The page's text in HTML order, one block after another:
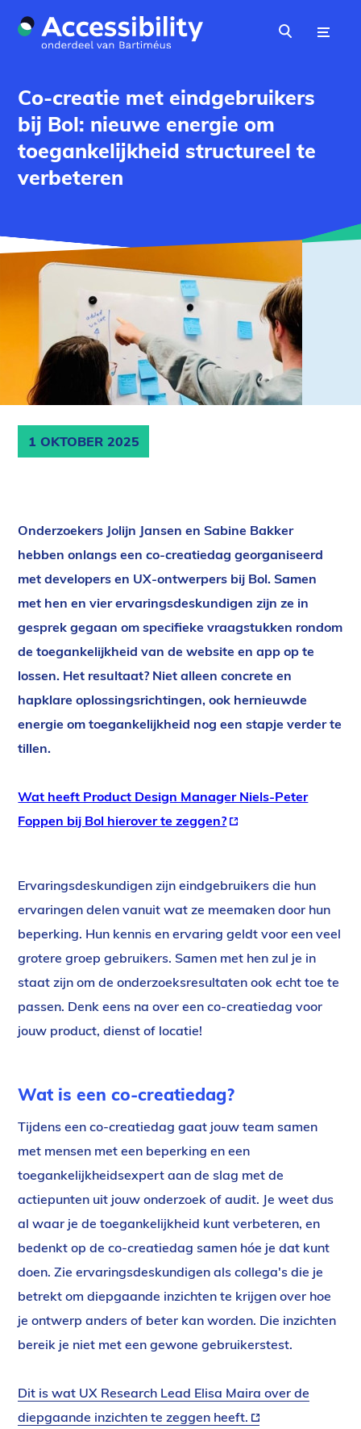
Naar hoofdinhoud
Zoeken
Co-creatie met eindgebruikers
bij Bol: nieuwe energie om
toegankelijkheid structureel te
verbeteren
1 OKTOBER 2025
Onderzoekers Jolijn Jansen en Sabine Bakker
hebben onlangs een co-creatiedag georganiseerd
met developers en UX-ontwerpers bij Bol. Samen
met hen en vier ervaringsdeskundigen zijn ze in
gesprek gegaan om specifieke vraagstukken rondom
de toegankelijkheid van de website en app op te
lossen. Het resultaat? Niet alleen concrete en
hapklare oplossingsrichtingen, ook hernieuwde
energie om toegankelijkheid nog een stapje verder te
tillen.
Wat heeft Product Design Manager Niels-Peter
Foppen bij Bol hierover te zeggen?(externe
Ervaringsdeskundigen zijn eindgebruikers die hun
ervaringen delen vanuit wat ze meemaken door hun
beperking. Hun kennis en ervaring geldt voor een veel
grotere groep gebruikers. Samen met hen zul je in
staat zijn om de onderzoeksresultaten ook echt toe te
passen. Denk eens na over een co-creatiedag voor
jouw product, dienst of locatie!
Wat is een co-creatiedag?
Tijdens een co-creatiedag gaat jouw team samen
met mensen met een beperking en een
toegankelijkheidsexpert aan de slag met de
actiepunten uit jouw onderzoek of audit. Je weet dus
al waar je de toegankelijkheid kunt verbeteren, en
bedenkt op de co-creatiedag samen hóe je dat kunt
doen. Zie ervaringsdeskundigen als collega's die je
betrekt om diepgaande inzichten te krijgen over hoe
je ontwerp anders of beter kan worden. Die inzichten
bereik je niet met een gewone gebruikerstest.
Dit is wat UX Research Lead Elisa Maira over de
diepgaande inzichten te zeggen heeft. (externe